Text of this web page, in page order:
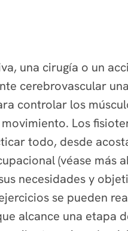
una cirugía o un
cerebrovascular
controlar los
Los
todo, desde
(véase más
necesidades y
se pueden
alcance una etapa